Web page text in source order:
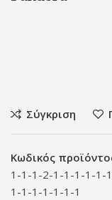
Σύγκριση
Κωδικός
1-1-1-2-1-1-1-1-1-
1-1-1-1-1-1-1